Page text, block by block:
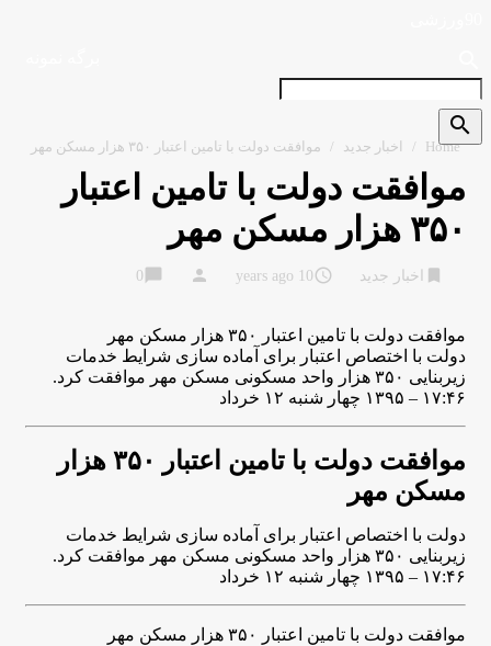
Home اخبار جدید موافقت دولت با تامین اعتبار ۳۵۰ هزار مسکن مهر
موافقت دولت با تامین اعتبار
۳۵۰ هزار مسکن مهر
اخبار جدید access_time
10 years ago
person
chat_bubble
موافقت دولت با تامین اعتبار ۳۵۰ هزار مسکن مهر
دولت با اختصاص اعتبار برای آماده‌ سازی شرایط خدمات
زیربنایی ۳۵۰ هزار واحد مسکونی مسکن مهر موافقت کرد.
۱۷:۴۶ – ۱۳۹۵ چهار شنبه ۱۲ خرداد
موافقت دولت با تامین اعتبار ۳۵۰ هزار
مسکن مهر
دولت با اختصاص اعتبار برای آماده‌ سازی شرایط خدمات
زیربنایی ۳۵۰ هزار واحد مسکونی مسکن مهر موافقت کرد.
۱۷:۴۶ – ۱۳۹۵ چهار شنبه ۱۲ خرداد
موافقت دولت با تامین اعتبار ۳۵۰ هزار مسکن مهر
search